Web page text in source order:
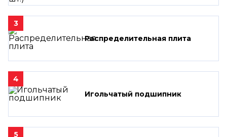
3
Распределительная плита
4
Игольчатый подшипник
5